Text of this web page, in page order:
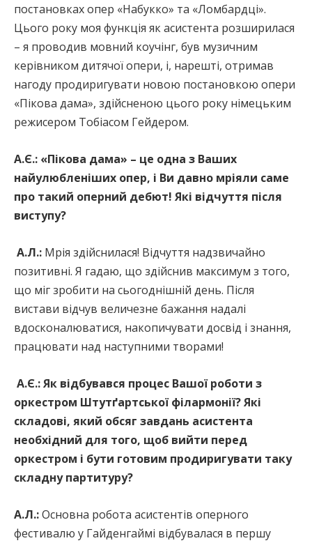
постановках опер «Набукко» та «Ломбардці».
Цього року моя функція як асистента розширилася
– я проводив мовний коучінг, був музичним
керівником дитячої опери, і, нарешті, отримав
нагоду продиригувати новою постановкою опери
«Пікова дама», здійсненою цього року німецьким
режисером Тобіасом Гейдером.
А.Є.: «Пікова дама» – це одна з Ваших
найулюбленіших опер, і Ви давно мріяли саме
про такий оперний дебют! Які відчуття після
виступу?
А.Л.: Мрія здійснилася! Відчуття надзвичайно
позитивні. Я гадаю, що здійснив максимум з того,
що міг зробити на сьогоднішній день. Після
вистави відчув величезне бажання надалі
вдосконалюватися, накопичувати досвід і знання,
працювати над наступними творами!
А.Є.:Як відбувався процес Вашої роботи з
оркестром Штутґартської філармонії? Які
складові, який обсяг завдань асистента
необхідний для того, щоб вийти перед
оркестром і бути готовим продиригувати таку
складну партитуру?
А.Л.:Основна робота асистентів оперного
фестивалю у Гайденгаймі відбувалася в першу